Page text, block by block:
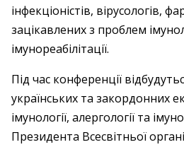
інфекціоністів, вірусологів,
зацікавлених з проблем
імунореабілітації.
Під час конференції
українських та закордонних
імунології, алергології та
Президента Всесвітньої